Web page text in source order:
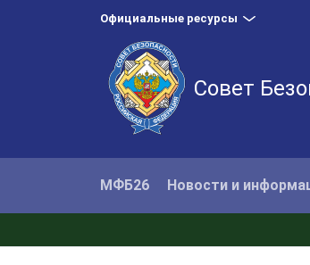
Официальные ресурсы
Совет
МФБ26 Новости и